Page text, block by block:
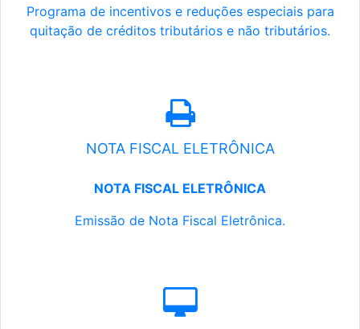
Programa de incentivos e reduções especiais para
quitação de créditos tributários e não tributários.
NOTA FISCAL ELETRÔNICA
NOTA FISCAL ELETRÔNICA
Emissão de Nota Fiscal Eletrônica.